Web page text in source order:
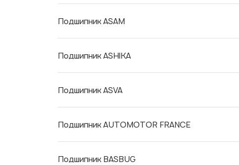
Подшипник ASAM
Подшипник ASHIKA
Подшипник ASVA
Подшипник AUTOMOTOR FRANCE
Подшипник BASBUG